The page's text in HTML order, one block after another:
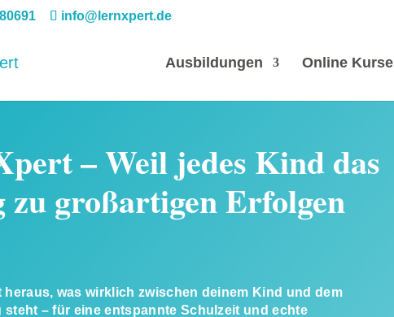
info@lernxpert.de
Ausbildungen Online Kurse
– Weil jedes Kind das
zu großartigen Erfolgen
heraus, was wirklich zwischen deinem Kind und dem
steht – für eine entspannte Schulzeit und echte